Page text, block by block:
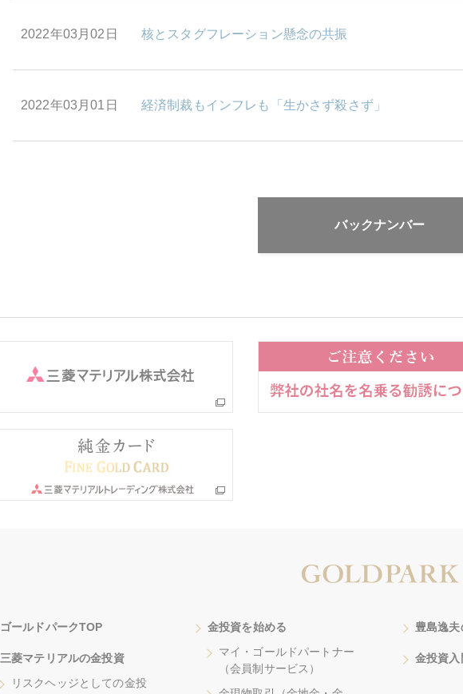
2022年03月02日 核とスタグフレーション懸念の共振
2022年03月01日 経済制裁もインフレも「生かさず殺さず」
バックナンバー
ゴールドパークTOP
三菱マテリアルの金投資
リスクヘッジとしての金投
金投資を始める
マイ・ゴールドパートナー
（会員制サービス）
豊島逸
金投資入